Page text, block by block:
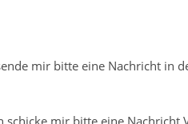
mir bitte eine Nachricht in
mir bitte eine Nachricht